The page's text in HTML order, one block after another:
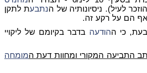
לעיל). ניסיונותיה של הנתבעת לתקן
אף הם על רקע זה.
כי ההודעה בדבר בקיומם של ליקויי
התביעה המקורי ומחוות דעת המומחה